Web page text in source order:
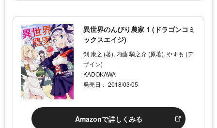
異世界のんびり農家 1 (ドラゴンコミ
ックスエイジ)
剣 康之 (著), 内藤 騎之介 (原著), やすも (デ
ザイン)
KADOKAWA
発売日： 2018/03/05
Amazonで詳しくみる